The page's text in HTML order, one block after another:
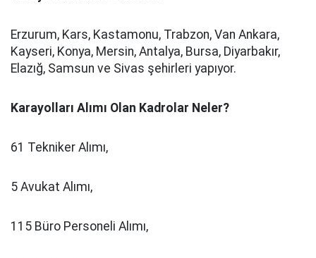
Erzurum, Kars, Kastamonu, Trabzon, Van Ankara,
Kayseri, Konya, Mersin, Antalya, Bursa, Diyarbakır,
Elazığ, Samsun ve Sivas şehirleri yapıyor.
Karayolları Alımı Olan Kadrolar Neler?
61 Tekniker Alımı,
5 Avukat Alımı,
115 Büro Personeli Alımı,